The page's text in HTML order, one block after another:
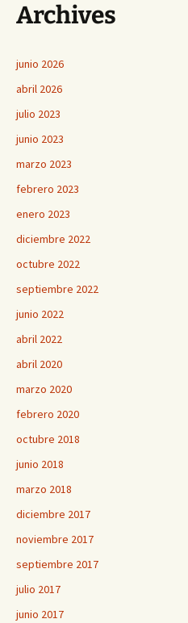
Archives
junio 2026
abril 2026
julio 2023
junio 2023
marzo 2023
febrero 2023
enero 2023
diciembre 2022
octubre 2022
septiembre 2022
junio 2022
abril 2022
abril 2020
marzo 2020
febrero 2020
octubre 2018
junio 2018
marzo 2018
diciembre 2017
noviembre 2017
septiembre 2017
julio 2017
junio 2017